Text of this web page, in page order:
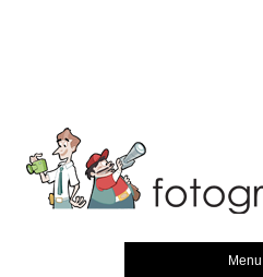
Menu